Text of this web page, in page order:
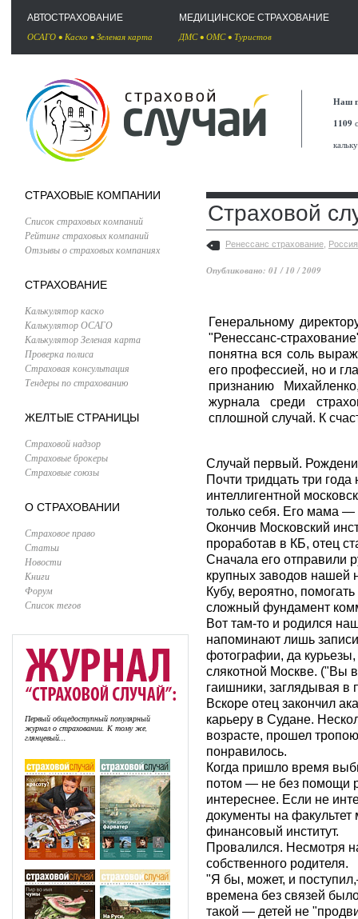
АВТОСТРАХОВАНИЕ
ОСАГО • Каско • Зеленая карта
МЕДИЦИНСКОЕ СТРАХОВАНИЕ
ДМС• ОМС• Туристов
Наш
1109
СТРАХОВЫЕ КОМПАНИИ
Список страховых компаний
Рейтинг страховых компаний
Отзывы о страховых компаниях
СТРАХОВАНИЕ
Калькулятор каско
Калькулятор ОСАГО
Калькулятор Зеленая карта
Проверка полиса
Страховая консультация
Тендеры по страхованию
ЖЕЛТЫЕ СТРАНИЦЫ
Страховой надзор
Страховые брокеры
Страховые союзы
О СТРАХОВАНИИ
Страховое право
Статьи
Новости
Книги
Форум
Список тегов
Первый общедоступный популярный
журнал о страховании. К тому же,
глянцевый...
Страховой
Ренессанс страхование Россия
Опубликовано: 01 / 10 / 2009
Генеральному
"Ренессанс-
понятна вся соль
его профессией, но и
признанию
журнала среди
сплошной случай. К
Случай первый.
Почти тридцать три
интеллигентной
только себя. Его мама —
Окончив Московский
проработав в КБ, отец
Сначала его отправили
крупных заводов нашей
Кубу, вероятно,
сложный фундамент
Вот там-то и родился
напоминают лишь
фотографии, да
слякотной Москве. ("Вы
гаишники, заглядывая в
Вскоре отец закончил
карьеру в Судане.
возрасте, прошел
понравилось.
Когда пришло время
потом — не без помощи
интереснее. Если не
документы на
финансовый институт.
Провалился. Несмотря
собственного родителя.
"Я бы, может, и
времена без связей
такой — детей не